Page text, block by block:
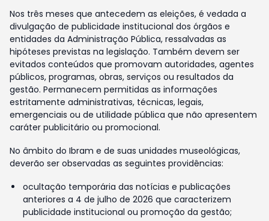
Nos três meses que antecedem as eleições, é vedada a
divulgação de publicidade institucional dos órgãos e
entidades da Administração Pública, ressalvadas as
hipóteses previstas na legislação. Também devem ser
evitados conteúdos que promovam autoridades, agentes
públicos, programas, obras, serviços ou resultados da
gestão. Permanecem permitidas as informações
estritamente administrativas, técnicas, legais,
emergenciais ou de utilidade pública que não apresentem
caráter publicitário ou promocional.
No âmbito do Ibram e de suas unidades museológicas,
deverão ser observadas as seguintes providências:
ocultação temporária das notícias e publicações
anteriores a 4 de julho de 2026 que caracterizem
publicidade institucional ou promoção da gestão;